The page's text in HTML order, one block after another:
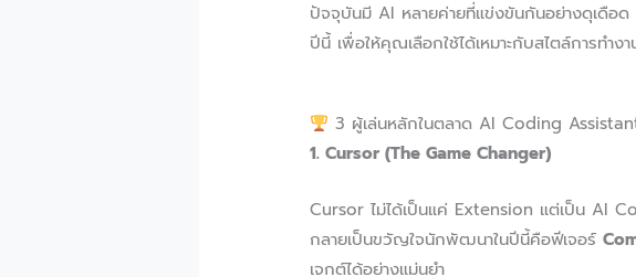
ปัจจุบันมี AI หลายค่ายที่แข่งขันกันอย่างดุเดือ
ปีนี้ เพื่อให้คุณเลือกใช้ได้เหมาะกับสไตล์การทำง
3 ผู้เล่นหลักในตลาด AI Coding
1. Cursor (The Game Changer)
Cursor ไม่ได้เป็นแค่ Extension แต่เป็น AI
กลายเป็นขวัญใจนักพัฒนาในปีนี้คือฟีเจอร์
เจกต์ได้อย่างแม่นยำ